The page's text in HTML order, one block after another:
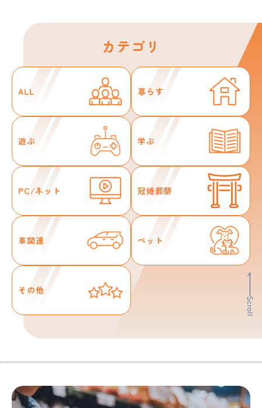
カテゴリ
ALL 暮らす
遊ぶ 学ぶ
PC/ネット 冠婚葬祭
車関連 ペット
その他
Scroll